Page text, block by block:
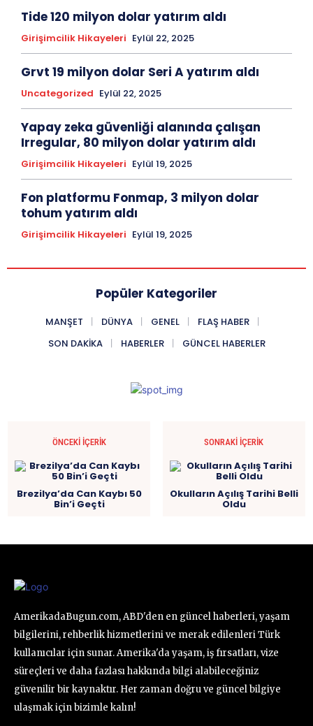
Tide 120 milyon dolar yatırım aldı
Girişimcilik Hikayeleri Eylül 22, 2025
Grvt 19 milyon dolar Seri A yatırım aldı
Uncategorized Eylül 22, 2025
Yapay zeka güvenliği alanında çalışan
Irregular, 80 milyon dolar yatırım aldı
Girişimcilik Hikayeleri Eylül 19, 2025
Fon platformu Fonmap, 3 milyon dolar
tohum yatırım aldı
Girişimcilik Hikayeleri Eylül 19, 2025
Popüler Kategoriler
MANŞET DÜNYA GENEL
FLAŞ HABER
SON DAKIKA
HABERLER GÜNCEL HABERLER
ÖNCEKI İÇERIK
Brezilya’da Can Kaybı 50
Bin’i Geçti
SONRAKI İÇERIK
Okulların Açılış Tarihi Belli
Oldu
AmerikadaBugun.com, ABD'den en güncel haberleri, yaşam
bilgilerini, rehberlik hizmetlerini ve merak edilenleri Türk
kullanıcılar için sunar. Amerika'da yaşam, iş fırsatları, vize
süreçleri ve daha fazlası hakkında bilgi alabileceğiniz
güvenilir bir kaynaktır. Her zaman doğru ve güncel bilgiye
ulaşmak için bizimle kalın!